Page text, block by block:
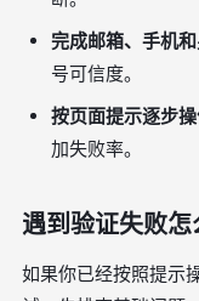
完成邮箱、手机
号可信度。
按页面提示逐步
加失败率。
遇到验证失败怎
如果你已经按照提示